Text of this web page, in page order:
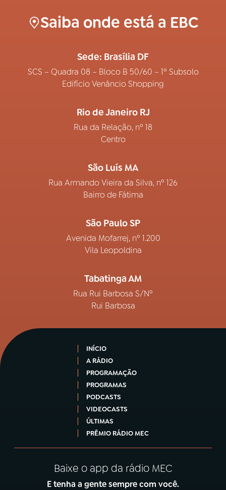
Saiba onde está a EBC
Sede: Brasília DF
SCS – Quadra 08 – Bloco B 50/60 – 1º Subsolo
Edifício Venâncio Shopping
Rio de Janeiro RJ
Rua da Relação, nº 18
Centro
São Luís MA
Rua Armando Vieira da Silva, nº 126
Bairro de Fátima
São Paulo SP
Avenida Mofarrej, nº 1.200
Vila Leopoldina
Tabatinga AM
Rua Rui Barbosa S/Nº
Rui Barbosa
INÍCIO
A RÁDIO
PROGRAMAÇÃO
PROGRAMAS
PODCASTS
VIDEOCASTS
ÚLTIMAS
PRÊMIO RÁDIO MEC
Baixe o app da rádio MEC
E tenha a gente sempre com você.